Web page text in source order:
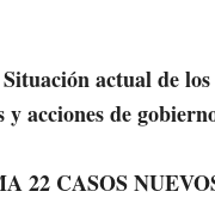
actual de
acciones de
22 CASOS